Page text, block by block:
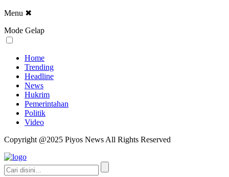
Menu ✖
Mode Gelap
Home
Trending
Headline
News
Hukrim
Pemerintahan
Politik
Video
Copyright @2025 Piyos News All Rights Reserved